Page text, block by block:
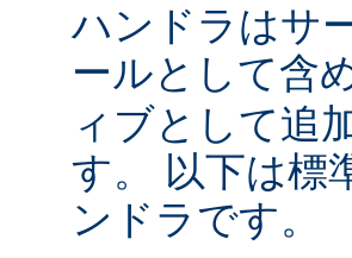
ハンドラはサ
ールとして含
ィブとして追
す。 以下は標
ンドラです。